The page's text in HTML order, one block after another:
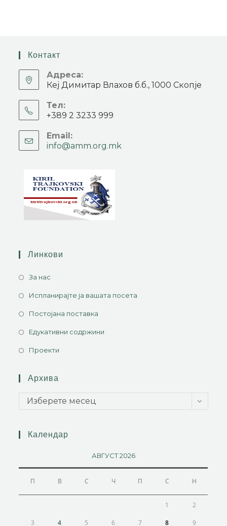
Контакт
Адреса:
Кеј Димитар Влахов б.б., 1000 Скопје
Тел:
+389 2 3233 999
Email:
info@amm.org.mk
Линкови
За нас
Испланирајте ја вашата посета
Постојана поставка
Едукативни содржини
Проекти
Архива
Изберете месец
Календар
АВГУСТ 2026
П В С Ч П С Н
1 2
3 4 5 6 7 8 9